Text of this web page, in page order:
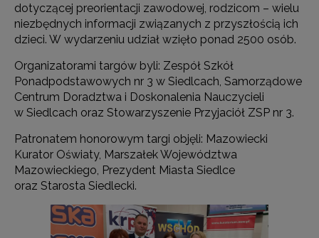
dotyczącej preorientacji zawodowej, rodzicom – wielu
niezbędnych informacji związanych z przyszłością ich
dzieci. W wydarzeniu udział wzięło ponad 2500 osób.
Organizatorami targów byli: Zespół Szkół
Ponadpodstawowych nr 3 w Siedlcach, Samorządowe
Centrum Doradztwa i Doskonalenia Nauczycieli
w Siedlcach oraz Stowarzyszenie Przyjaciół ZSP nr 3.
Patronatem honorowym targi objęli: Mazowiecki
Kurator Oświaty, Marszałek Województwa
Mazowieckiego, Prezydent Miasta Siedlce
oraz Starosta Siedlecki.